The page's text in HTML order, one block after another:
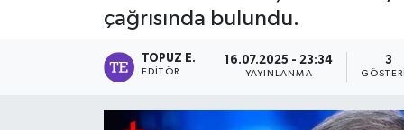
çağrısında bulundu.
TOPUZ E.
EDITÖR
16.07.2025 - 23:34
YAYINLANMA
3